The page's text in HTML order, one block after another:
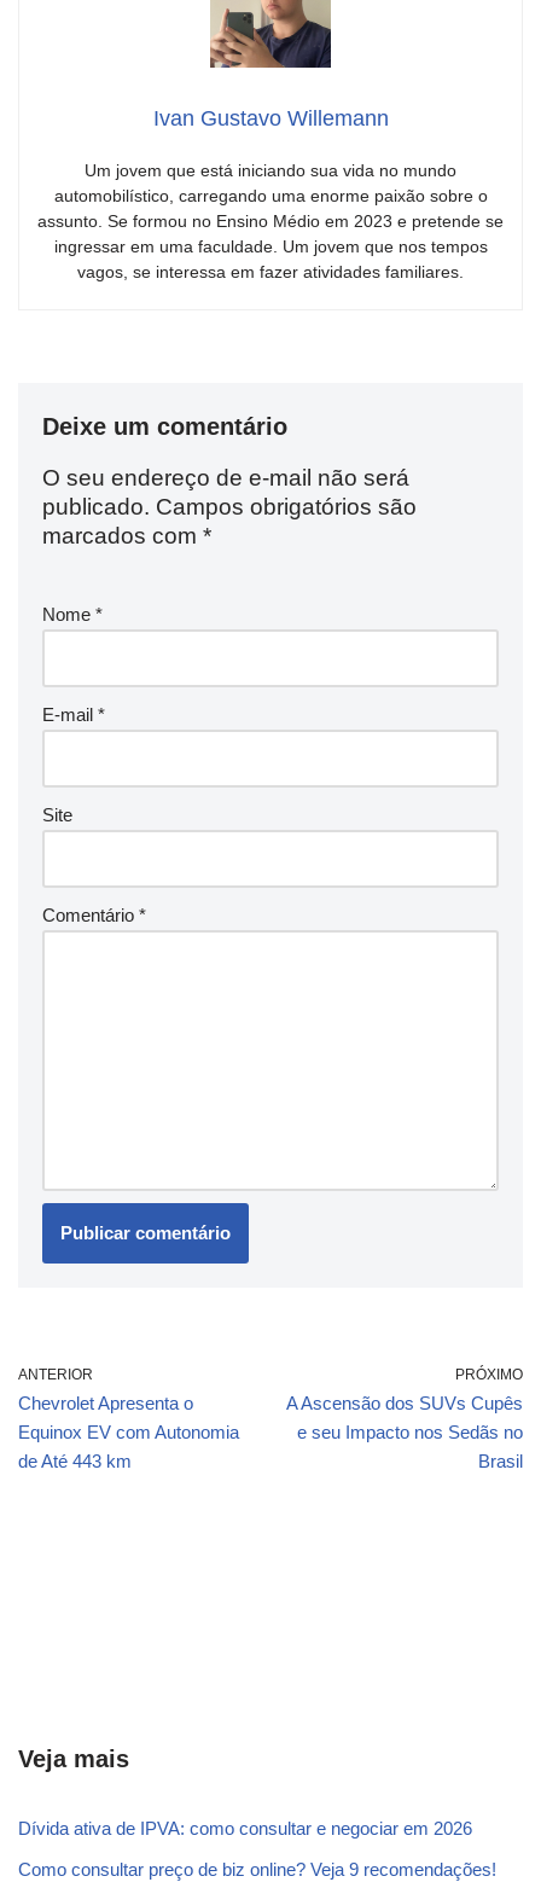
Ivan Gustavo Willemann
Um jovem que está iniciando sua vida no mundo
automobilístico, carregando uma enorme paixão sobre o
assunto. Se formou no Ensino Médio em 2023 e pretende se
ingressar em uma faculdade. Um jovem que nos tempos
vagos, se interessa em fazer atividades familiares.
Deixe um comentário
O seu endereço de e-mail não será
publicado. Campos obrigatórios são
marcados com *
Nome *
E-mail *
Site
Comentário *
ANTERIOR
Chevrolet Apresenta o
Equinox EV com Autonomia
de Até 443 km
PRÓXIMO
A Ascensão dos SUVs Cupês
e seu Impacto nos Sedãs no
Brasil
Veja mais
Dívida ativa de IPVA: como consultar e negociar em 2026
Como consultar preço de biz online? Veja 9 recomendações!